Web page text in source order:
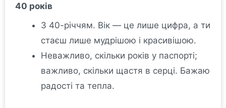
40 років
З 40-річчям. Вік — це лише цифра, а ти
стаєш лише мудрішою і красивішою.
Неважливо, скільки років у паспорті;
важливо, скільки щастя в серці. Бажаю
радості та тепла.